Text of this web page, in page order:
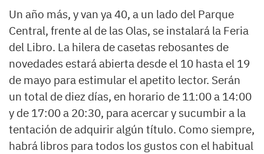
Un año más, y van ya 40, a un lado del Parque
Central, frente al de las Olas, se instalará la Feria
del Libro. La hilera de casetas rebosantes de
novedades estará abierta desde el 10 hasta el 19
de mayo para estimular el apetito lector. Serán
un total de diez días, en horario de 11:00 a 14:00
y de 17:00 a 20:30, para acercar y sucumbir a la
tentación de adquirir algún título. Como siempre,
habrá libros para todos los gustos con el habitual